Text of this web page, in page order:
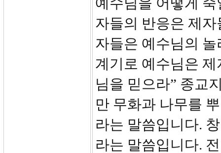
자들의 반응은 제
자들은 예수님의
계기로 예수님은
님을 믿으라” 종교
만 무화과 나무를
라는 말씀입니다.
라는 말씀입니다.